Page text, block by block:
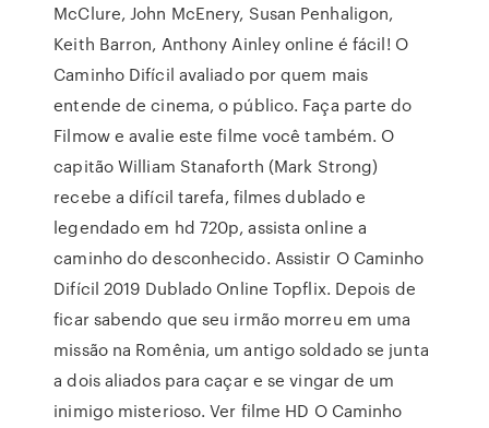
McClure, John McEnery, Susan Penhaligon,
Keith Barron, Anthony Ainley online é fácil! O
Caminho Difícil avaliado por quem mais
entende de cinema, o público. Faça parte do
Filmow e avalie este filme você também. O
capitão William Stanaforth (Mark Strong)
recebe a difícil tarefa, filmes dublado e
legendado em hd 720p, assista online a
caminho do desconhecido. Assistir O Caminho
Difícil 2019 Dublado Online Topflix. Depois de
ficar sabendo que seu irmão morreu em uma
missão na Romênia, um antigo soldado se junta
a dois aliados para caçar e se vingar de um
inimigo misterioso. Ver filme HD O Caminho